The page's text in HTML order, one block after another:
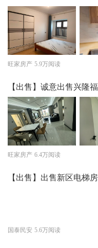
旺家房产 5.9万阅读
【出售】诚意出售兴隆
旺家房产 6.4万阅读
【出售】出售新区电梯
国泰民安 5.6万阅读